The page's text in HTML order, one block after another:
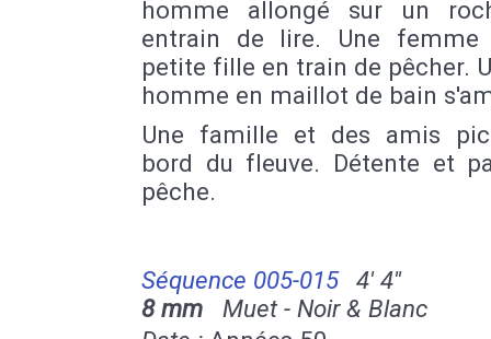
homme allongé sur un
entrain de lire. Une
petite fille en train de pêcher.
homme en maillot de bain
Une famille et des amis
bord du fleuve. Détente et
pêche.
Séquence 005-015
4' 4''
8 mm Muet - Noir & Blanc